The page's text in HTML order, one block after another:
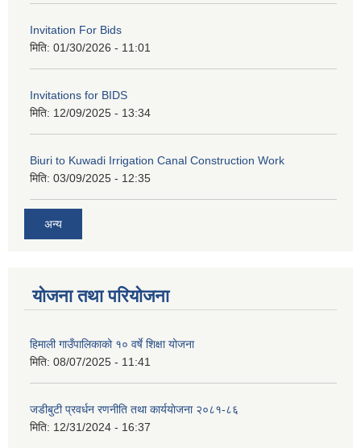
Invitation For Bids
मिति: 01/30/2026 - 11:01
Invitations for BIDS
मिति: 12/09/2025 - 13:34
Biuri to Kuwadi Irrigation Canal Construction Work
मिति: 03/09/2025 - 12:35
अन्य
योजना तथा परियोजना
हिमाली गाउँपालिकाको १० वर्षे शिक्षा योजना
मिति: 08/07/2025 - 11:41
जडीबुटी प्रवर्धन रणनीति तथा कार्ययाेजना २०८१-८६
मिति: 12/31/2024 - 16:37